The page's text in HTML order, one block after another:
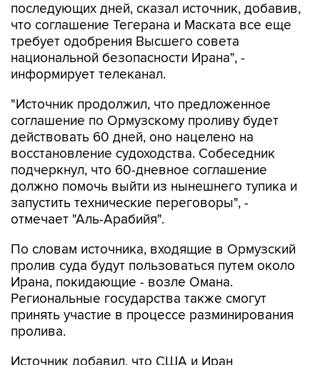
последующих дней, сказал источник, добавив,
что соглашение Тегерана и Маската все еще
требует одобрения Высшего совета
национальной безопасности Ирана", -
информирует телеканал.
"Источник продолжил, что предложенное
соглашение по Ормузскому проливу будет
действовать 60 дней, оно нацелено на
восстановление судоходства. Собеседник
подчеркнул, что 60-дневное соглашение
должно помочь выйти из нынешнего тупика и
запустить технические переговоры", -
отмечает "Аль-Арабийя".
По словам источника, входящие в Ормузский
пролив суда будут пользоваться путем около
Ирана, покидающие - возле Омана.
Региональные государства также смогут
принять участие в процессе разминирования
пролива.